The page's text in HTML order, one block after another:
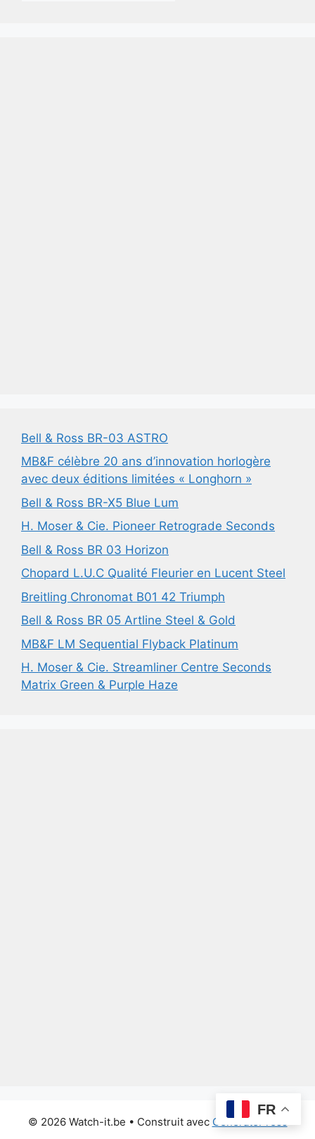
Bell & Ross BR-03 ASTRO
MB&F célèbre 20 ans d’innovation horlogère
avec deux éditions limitées « Longhorn »
Bell & Ross BR-X5 Blue Lum
H. Moser & Cie. Pioneer Retrograde Seconds
Bell & Ross BR 03 Horizon
Chopard L.U.C Qualité Fleurier en Lucent Steel
Breitling Chronomat B01 42 Triumph
Bell & Ross BR 05 Artline Steel & Gold
MB&F LM Sequential Flyback Platinum
H. Moser & Cie. Streamliner Centre Seconds
Matrix Green & Purple Haze
© 2026 Watch-it.be • Construit avec GeneratePress
FR